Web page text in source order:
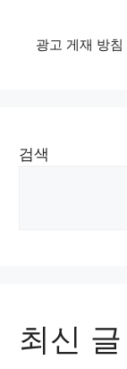
광고 게재 방
검색
최신 글